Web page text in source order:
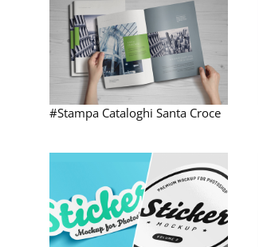
#Stampa Cataloghi Santa Croce